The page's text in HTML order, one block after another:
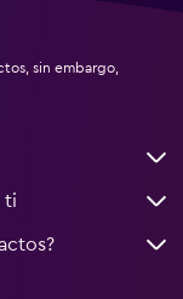
sin embargo,
ti